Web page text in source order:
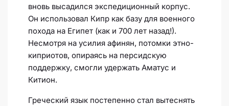
вновь высадился экспедиционный корпус.
Он использовал Кипр как базу для военного
похода на Египет (как и 700 лет назад!).
Несмотря на усилия афинян, потомки этно-
киприотов, опираясь на персидскую
поддержку, смогли удержать Аматус и
Китион.
Греческий язык постепенно стал вытеснять